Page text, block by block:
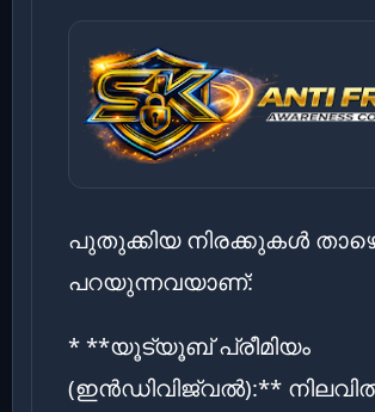
പുതുക്കിയ നിരക്കുകൾ
പറയുന്നവയാണ്:
* **യൂട്യൂബ് പ്രീമിയം
(ഇൻഡിവിജ്വൽ):** നിലവിൽ